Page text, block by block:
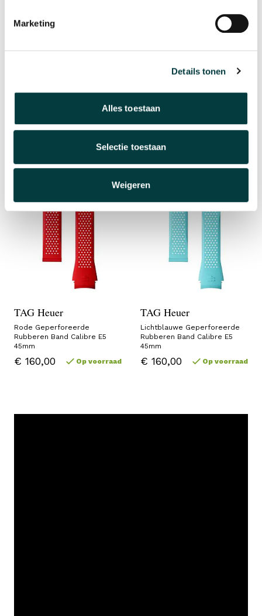
Marketing
Details tonen
Alles toestaan
Selectie toestaan
Weigeren
Bruine Lederen en Rubberen
TAG Heuer
Oranje Geperforeerde
Rubberen Band Calibre E5
45mm
€ 160,00
TAG Heuer
Rode Geperforeerde
Rubberen Band Calibre E5
45mm
€ 160,00 Op voorraad
TAG Heuer
Lichtblauwe Geperforeerde
Rubberen Band Calibre E5
45mm
€ 160,00 Op voorraad